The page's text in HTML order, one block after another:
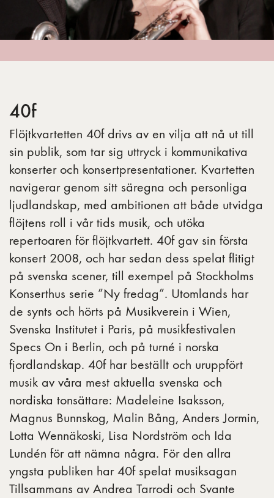
40f
Flöjtkvartetten 40f drivs av en vilja att nå ut till
sin publik, som tar sig uttryck i kommunikativa
konserter och konsertpresentationer. Kvartetten
navigerar genom sitt säregna och personliga
ljudlandskap, med ambitionen att både utvidga
flöjtens roll i vår tids musik, och utöka
repertoaren för flöjtkvartett. 40f gav sin första
konsert 2008, och har sedan dess spelat flitigt
på svenska scener, till exempel på Stockholms
Konserthus serie ”Ny fredag”. Utomlands har
de synts och hörts på Musikverein i Wien,
Svenska Institutet i Paris, på musikfestivalen
Specs On i Berlin, och på turné i norska
fjordlandskap. 40f har beställt och uruppfört
musik av våra mest aktuella svenska och
nordiska tonsättare: Madeleine Isaksson,
Magnus Bunnskog, Malin Bång, Anders Jormin,
Lotta Wennäkoski, Lisa Nordström och Ida
Lundén för att nämna några. För den allra
yngsta publiken har 40f spelat musiksagan
Tillsammans av Andrea Tarrodi och Svante